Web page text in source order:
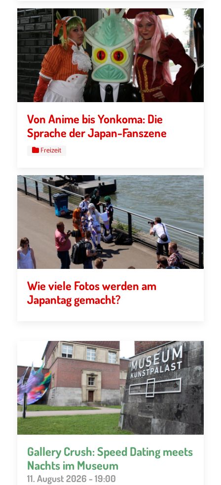
Von Anime bis Yonkoma: Die
Sprache der Japan-Fanszene
Freizeit
Wie viele Fotos werden am
Japantag gemacht?
Gallery Crush: Speed Dating meets
Nachts im Museum
11. August 2026 - 19:00